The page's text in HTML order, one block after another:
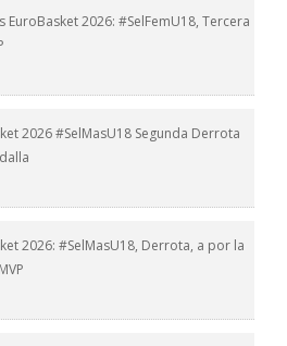
EuroBasket 2026: #SelFemU18, Tercera
2026 #SelMasU18 Segunda Derrota
2026: #SelMasU18, Derrota, a por la